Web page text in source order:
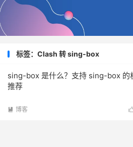
标签：Clash 转 sing-box
sing-box 是什么？支持 sing-box 的
推荐
 博客